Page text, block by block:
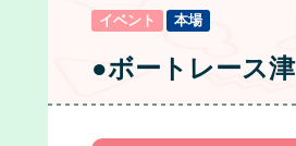
イベント 本場
●ボートレース